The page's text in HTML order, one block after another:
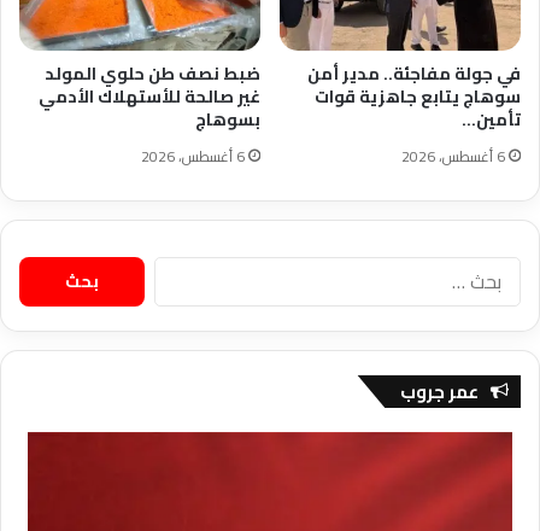
في جولة مفاجئة.. مدير أمن
سوهاج يتابع جاهزية قوات
تأمين…
6 أغسطس، 2026
ضبط نصف طن حلوي المولد
غير صالحة للأستهلاك الأدمي
بسوهاج
6 أغسطس، 2026
البحث
عن:
عمر جروب